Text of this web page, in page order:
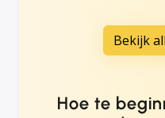
Bekijk
Hoe te